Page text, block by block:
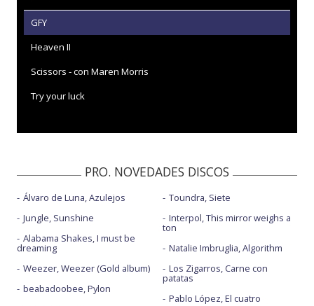
GFY
Heaven II
Scissors - con Maren Morris
Try your luck
PRO. NOVEDADES DISCOS
Álvaro de Luna, Azulejos
Jungle, Sunshine
Alabama Shakes, I must be
dreaming
Weezer, Weezer (Gold album)
beabadoobee, Pylon
Toundra, Siete
Interpol, This mirror weighs a
ton
Natalie Imbruglia, Algorithm
Los Zigarros, Carne con
patatas
Pablo López, El cuatro